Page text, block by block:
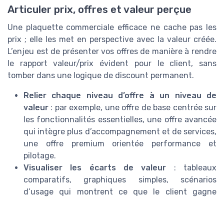
Articuler prix, offres et valeur perçue
Une plaquette commerciale efficace ne cache pas les
prix ; elle les met en perspective avec la valeur créée.
L’enjeu est de présenter vos offres de manière à rendre
le rapport valeur/prix évident pour le client, sans
tomber dans une logique de discount permanent.
Relier chaque niveau d’offre à un niveau de
valeur : par exemple, une offre de base centrée sur
les fonctionnalités essentielles, une offre avancée
qui intègre plus d’accompagnement et de services,
une offre premium orientée performance et
pilotage.
Visualiser les écarts de valeur : tableaux
comparatifs, graphiques simples, scénarios
d’usage qui montrent ce que le client gagne